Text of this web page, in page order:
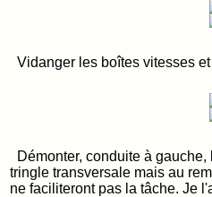
Vidanger les boîtes vitesses
Démonter, conduite à
tringle transversale mais au
ne faciliteront pas la tâche. Je